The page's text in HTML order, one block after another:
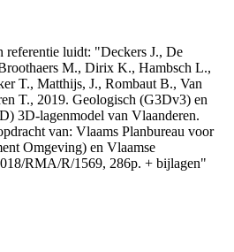
referentie luidt: "Deckers J., De
M., Dirix K., Hambsch L.,
T., Matthijs, J., Rombaut B., Van
T., 2019. Geologisch (G3Dv3) en
3D-lagenmodel van Vlaanderen.
van: Vlaams Planbureau voor
Omgeving) en Vlaamse
RMA/R/1569, 286p. + bijlagen"